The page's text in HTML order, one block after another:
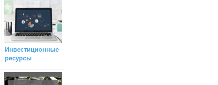
Инвестиционные
ресурсы